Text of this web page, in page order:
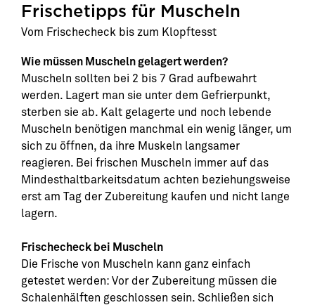
Frischetipps für Muscheln
Vom Frischecheck bis zum Klopftesst
Wie müssen Muscheln gelagert werden?
Muscheln sollten bei 2 bis 7 Grad aufbewahrt
werden. Lagert man sie unter dem Gefrierpunkt,
sterben sie ab. Kalt gelagerte und noch lebende
Muscheln benötigen manchmal ein wenig länger, um
sich zu öffnen, da ihre Muskeln langsamer
reagieren. Bei frischen Muscheln immer auf das
Mindesthaltbarkeitsdatum achten beziehungsweise
erst am Tag der Zubereitung kaufen und nicht lange
lagern.
Frischecheck bei Muscheln
Die Frische von Muscheln kann ganz einfach
getestet werden: Vor der Zubereitung müssen die
Schalenhälften geschlossen sein. Schließen sich